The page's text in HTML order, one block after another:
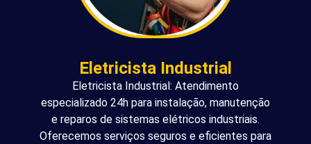
Eletricista Industrial
Eletricista Industrial: Atendimento
especializado 24h para instalação, manutenção
e reparos de sistemas elétricos industriais.
Oferecemos serviços seguros e eficientes para